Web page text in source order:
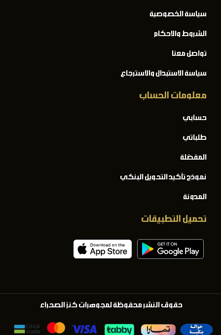
سياسة الخصوصية
الشروط والاحكام
تواصل معنا
سياسة الاستبدال والاسترجاع
معلومات الحساب
حسابي
طلباتي
المفضلة
نموذج تأكيد التحويل البنكي
المدونة
تحميل التطبيقات
حقوق النشر محفوظة لمجوهرات كنز الصحراء